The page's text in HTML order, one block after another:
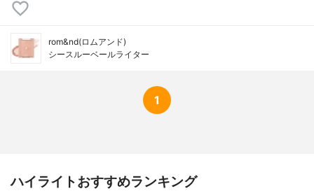
rom&nd(ロムアンド)
シースルーベールライター
1
ハイライトおすすめランキング